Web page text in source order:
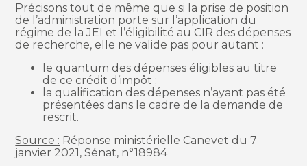
Précisons tout de même que si la prise de position
de l’administration porte sur l’application du
régime de la JEI et l’éligibilité au CIR des dépenses
de recherche, elle ne valide pas pour autant :
le quantum des dépenses éligibles au titre
de ce crédit d’impôt ;
la qualification des dépenses n’ayant pas été
présentées dans le cadre de la demande de
rescrit.
Source : Réponse ministérielle Canevet du 7
janvier 2021, Sénat, n°18984